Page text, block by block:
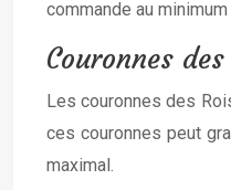
commande au
Couronnes
Les couronnes des
ces couronnes peut
maximal.